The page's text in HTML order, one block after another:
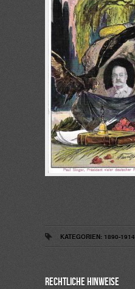
KATEGORIEN: 1890-1914
Rechtliche Hinweise